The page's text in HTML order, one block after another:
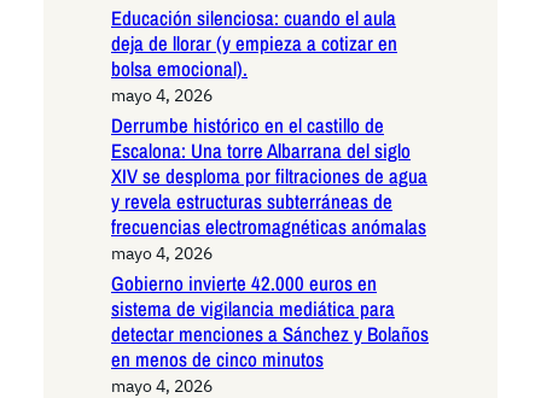
Educación silenciosa: cuando el aula
deja de llorar (y empieza a cotizar en
bolsa emocional).
mayo 4, 2026
Derrumbe histórico en el castillo de
Escalona: Una torre Albarrana del siglo
XIV se desploma por filtraciones de agua
y revela estructuras subterráneas de
frecuencias electromagnéticas anómalas
mayo 4, 2026
Gobierno invierte 42.000 euros en
sistema de vigilancia mediática para
detectar menciones a Sánchez y Bolaños
en menos de cinco minutos
mayo 4, 2026